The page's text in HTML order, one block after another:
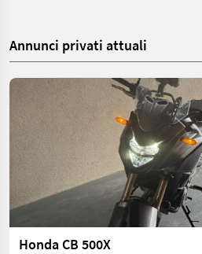
Annunci privati attuali
Honda CB 500X